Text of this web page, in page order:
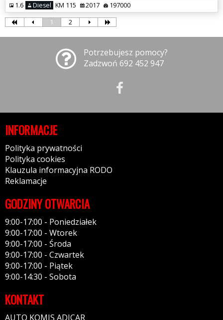
1.6 Diesel KM 115 2017 197000
1 2
Potrzebujesz pomocy?
Zadzwoń 692 452 947
INFORMACJE
Polityka prywatności
Polityka cookies
Klauzula informacyjna RODO
Reklamacje
GODZINY OTWARCIA
9:00-17:00 - Poniedziałek
9:00-17:00 - Wtorek
9:00-17:00 - Środa
9:00-17:00 - Czwartek
9:00-17:00 - Piątek
9:00-14:30 - Sobota
KONTAKT
AUTO KOMIS ADICAR